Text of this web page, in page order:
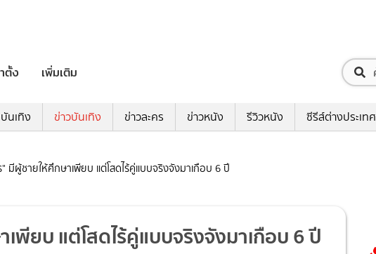
ตั้ง เพิ่มเติม
นเทิง ข่าวบันเทิง ข่าวละคร ข่าวหนัง รีวิวหนัง ซีรีส์ต่างประเทศ
มีผู้ชายให้ศึกษาเพียบ แต่โสดไร้คู่แบบจริงจังมาเกือบ 6 ปี
พียบ แต่โสดไร้คู่แบบจริงจังมาเกือบ 6 ปี